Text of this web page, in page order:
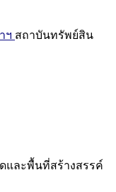
ฯ สถาบันทรัพย์สิน
และพื้นที่สร้างสรรค์